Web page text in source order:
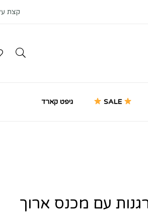
קצת
SALE גיפט קארד
עם מכנס ארוך